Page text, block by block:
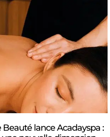
lance Acadayspa :